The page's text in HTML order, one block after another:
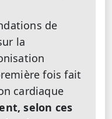
de
la
fois fait
cardiaque
selon ces